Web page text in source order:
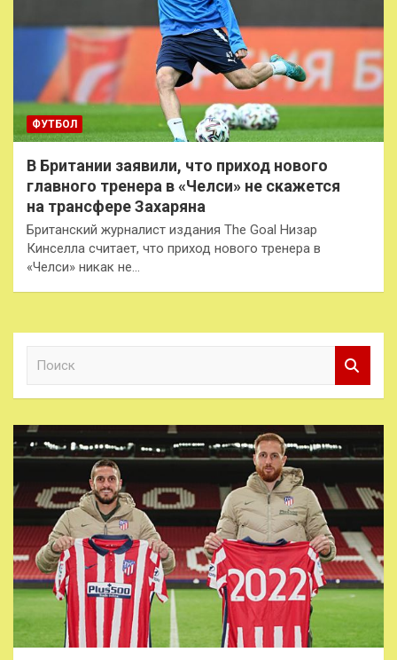
ФУТБОЛ
В Британии заявили, что приход нового
главного тренера в «Челси» не скажется
на трансфере Захаряна
Британский журналист издания The Goal Низар
Кинселла считает, что приход нового тренера в
«Челси» никак не…
к